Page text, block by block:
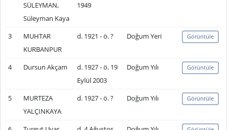
SÜLEYMAN,
Süleyman Kaya
1949
3
MUHTAR
KURBANPUR
d. 1921 - ö. ? Doğum Yeri Görüntüle
4 Dursun Akçam
d. 1927 - ö. 19
Eylül 2003
Doğum Yılı Görüntüle
5
MURTEZA
YALÇINKAYA
d. 1927 - ö. ? Doğum Yılı Görüntüle